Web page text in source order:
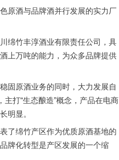
原酒与品牌酒并行发展的实力厂
绵竹丰淳酒业有限责任公司，具
上万吨的能力，为众多品牌提供
固原酒业务的同时，大力发展自
主打“生态酿造”概念，产品在电商
明显。
了绵竹产区作为优质原酒基地的
牌化转型是产区发展的一个缩